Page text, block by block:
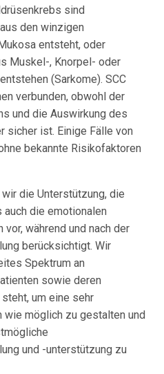
sind
den winzigen
entsteht, oder
Muskel-, Knorpel- oder
(Sarkome). SCC
verbunden, obwohl der
und die Auswirkung des
sicher ist. Einige Fälle von
bekannte Risikofaktoren
die Unterstützung, die
die emotionalen
während und nach der
berücksichtigt. Wir
Spektrum an
sowie deren
um eine sehr
möglich zu gestalten und
und -unterstützung zu